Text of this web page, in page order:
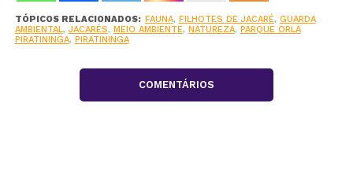
TÓPICOS RELACIONADOS: FAUNA, FILHOTES DE JACARÉ, GUARDA
AMBIENTAL, JACARÉS, MEIO AMBIENTE, NATUREZA, PARQUE ORLA
PIRATININGA, PIRATININGA
COMENTÁRIOS